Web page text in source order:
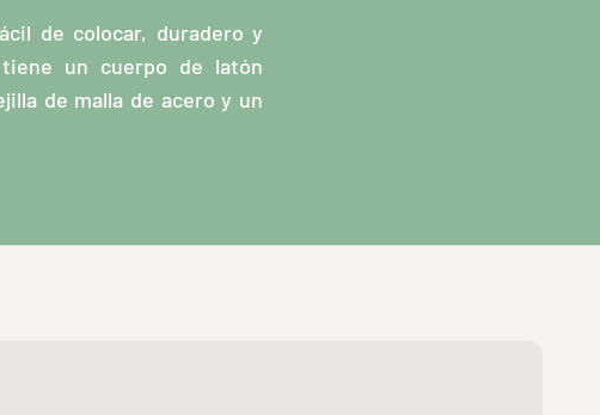
de colocar, duradero y
un cuerpo de latón
de malla de acero y un